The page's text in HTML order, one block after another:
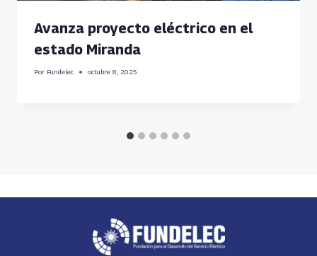
Avanza proyecto eléctrico en el
estado Miranda
Por Fundelec octubre 8, 2025